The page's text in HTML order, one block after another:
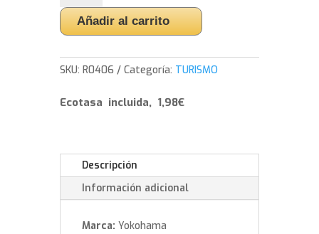
FLEVA
V701
225/50/16
92
cantidad
Añadir al carrito
SKU:R0406 Categoría: TURISMO
Ecotasa incluida, 1,98€
Descripción
Información adicional
Marca: Yokohama